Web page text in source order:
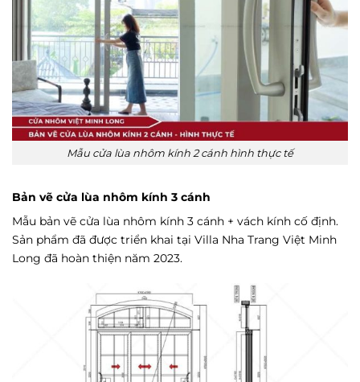
Mẫu cửa lùa nhôm kính 2 cánh hình thực tế
Bản vẽ cửa lùa nhôm kính 3 cánh
Mẫu bản vẽ cửa lùa nhôm kính 3 cánh + vách kính cố định.
Sản phẩm đã được triển khai tại Villa Nha Trang Việt Minh
Long đã hoàn thiện năm 2023.